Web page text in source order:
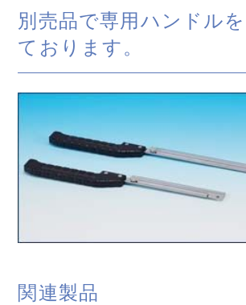
別売品で専用ハンドル
ております。
関連製品